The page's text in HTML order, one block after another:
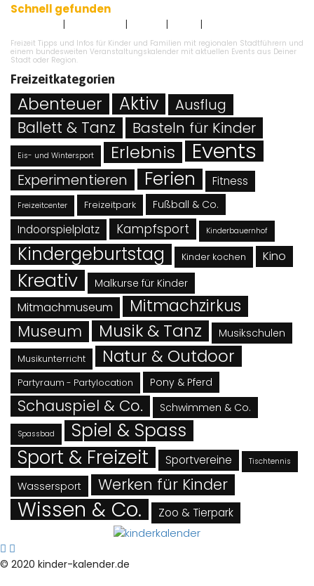
Schnell gefunden
| | | |
Freizeit Tipps und Infos für Kinder und Familien mit regionalen Stadtführern und
einem bundesweiten Veranstaltungskalender mit aktuellen Events aus Deiner
Stadt oder Region.
Freizeitkategorien
Abenteuer Aktiv Ausflug
Ballett & Tanz Basteln für Kinder
Eis- und Wintersport Erlebnis Events
Experimentieren Ferien Fitness
Freizeitcenter Freizeitpark Fußball & Co.
Indoorspielplatz Kampfsport Kinderbauernhof
Kindergeburtstag Kinder kochen Kino
Kreativ Malkurse für Kinder
Mitmachmuseum Mitmachzirkus
Museum Musik & Tanz Musikschulen
Musikunterricht Natur & Outdoor
Partyraum - Partylocation Pony & Pferd
Schauspiel & Co. Schwimmen & Co.
Spassbad Spiel & Spass
Sport & Freizeit Sportvereine Tischtennis
Wassersport Werken für Kinder
Wissen & Co. Zoo & Tierpark
© 2020 kinder-kalender.de